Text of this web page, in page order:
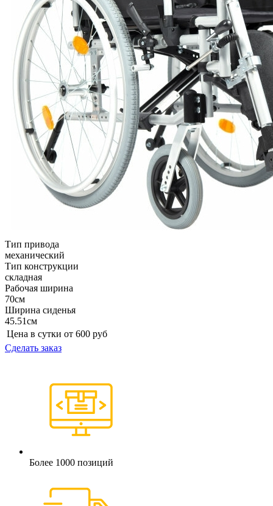
Тип привода
механический
Тип конструкции
складная
Рабочая ширина
70см
Ширина сиденья
45.51см
Цена в сутки от 600 руб
Сделать заказ
Более 1000 позиций